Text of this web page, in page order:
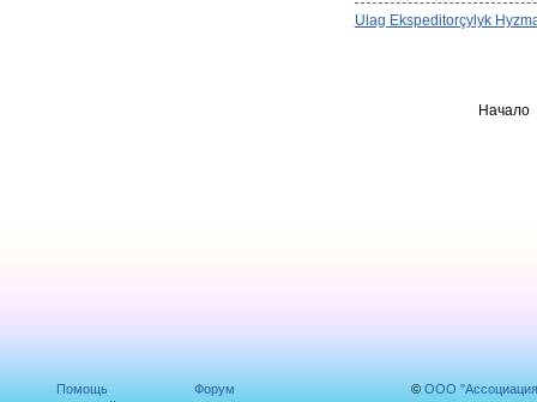
Ulag Ekspeditorçylyk
Помощь
Форум
© ООО "Ассоциация